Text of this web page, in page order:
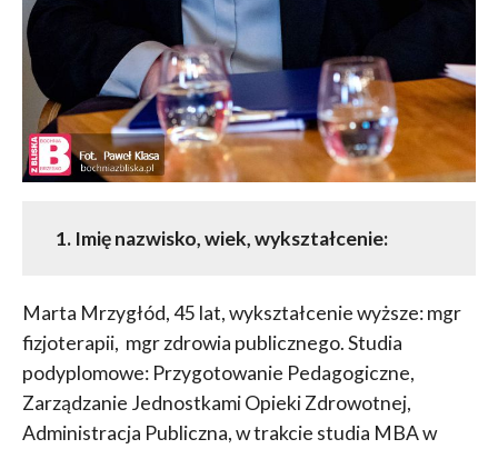
1. Imię nazwisko, wiek, wykształcenie:
Marta Mrzygłód, 45 lat, wykształcenie wyższe: mgr
fizjoterapii, mgr zdrowia publicznego. Studia
podyplomowe: Przygotowanie Pedagogiczne,
Zarządzanie Jednostkami Opieki Zdrowotnej,
Administracja Publiczna, w trakcie studia MBA w